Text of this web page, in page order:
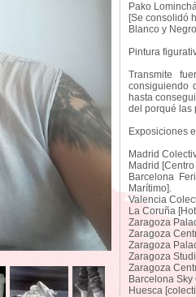
Pako
[Se consolidó
Blanco y
Pintura
Transmite
consiguiendo
hasta
del porqué las
Exposiciones
Madrid
Madrid
Barcelona
Marítimo].
Valencia
La Coruña
Zaragoza
Zaragoza
Zaragoza
Zaragoza
Zaragoza
Barcelona Sky
Huesca